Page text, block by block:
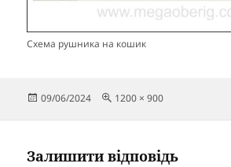
Схема рушника на кошик
Опубліковано
09/06/2024
Повний
1200 × 900
Залишити відповідь